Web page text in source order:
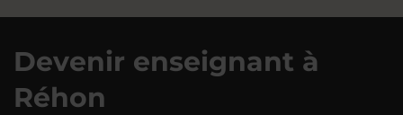
Devenir enseignant à
Réhon